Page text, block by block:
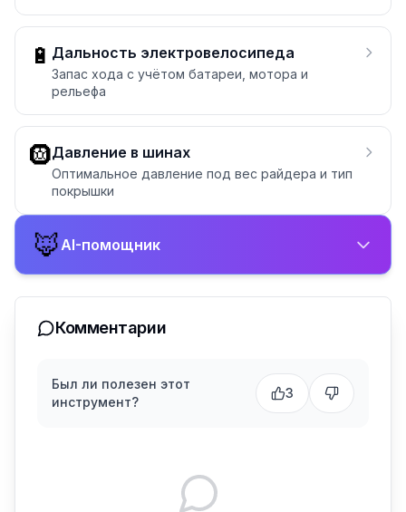
🔋 Дальность электровелосипеда
Запас хода с учётом батареи, мотора и
рельефа
🛞Давление в шинах
Оптимальное давление под вес райдера и тип
покрышки
🦊AI-помощник
Комментарии
Был ли полезен этот
инструмент?
3